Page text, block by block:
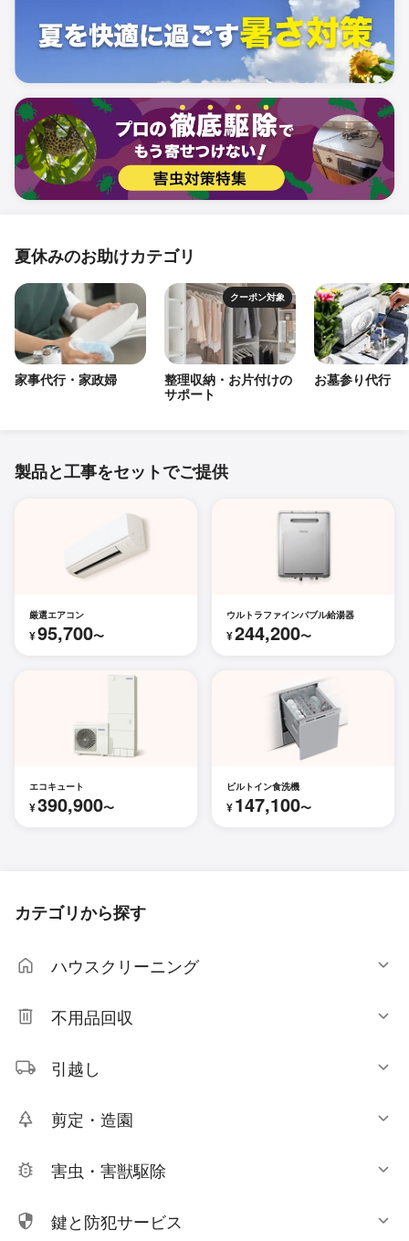
夏休みのお助けカテゴリ
家事代行・家政婦
クーポン対象
整理収納・お片付けの
サポート
お墓参り代行
製品と工事をセットでご提供
厳選エアコン
¥95,700〜
ウルトラファインバブル給湯器
¥244,200〜
エコキュート
¥390,900〜
ビルトイン食洗機
¥147,100〜
カテゴリから探す
ハウスクリーニング
不用品回収
引越し
剪定・造園
害虫・害獣駆除
鍵と防犯サービス